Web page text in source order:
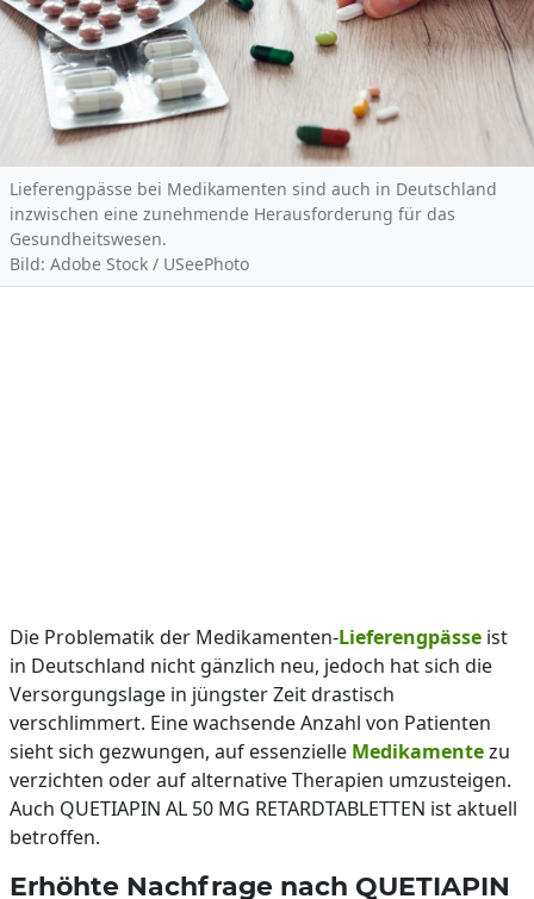
Lieferengpässe bei Medikamenten sind auch in Deutschland
inzwischen eine zunehmende Herausforderung für das
Gesundheitswesen.
Bild: Adobe Stock / USeePhoto
Die Problematik der Medikamenten-Lieferengpässe ist
in Deutschland nicht gänzlich neu, jedoch hat sich die
Versorgungslage in jüngster Zeit drastisch
verschlimmert. Eine wachsende Anzahl von Patienten
sieht sich gezwungen, auf essenzielle Medikamentezu
verzichten oder auf alternative Therapien umzusteigen.
Auch QUETIAPIN AL 50 MG RETARDTABLETTEN ist aktuell
betroffen.
Erhöhte Nachfrage nach QUETIAPIN